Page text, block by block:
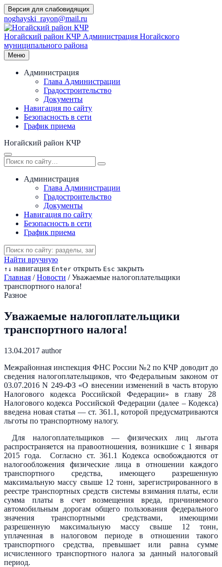
Перейти
к
содержимому
Версия для слабовидящих
noghayski_rayon@mail.ru
Ногайский район КЧР Администрация Ногайского
муниципального района
Меню
Администрация
Глава Администрации
Градостроительство
Документы
Навигация по сайту
Безопасность в сети
График приема
Ногайский район КЧР
Администрация
Глава Администрации
Градостроительство
Документы
Навигация по сайту
Безопасность в сети
График приема
Найти вручную
↑ ↓ навигация Enter открыть Esc закрыть
Главная / Новости / Уважаемые налогоплательщики
транспортного налога!
Разное
Уважаемые налогоплательщики
транспортного налога!
13.04.2017 author
Межрайонная инспекция ФНС России №2 по КЧР доводит до
сведения налогоплательщиков, что Федеральным законом от
03.07.2016 N 249-ФЗ «О внесении изменений в часть вторую
Налогового кодекса Российской Федерации» в главу 28
Налогового кодекса Российской Федерации (далее – Кодекса)
введена новая статья — ст. 361.1, которой предусматриваются
льготы по транспортному налогу.
Для налогоплательщиков — физических лиц льгота
распространяется на правоотношения, возникшие с 1 января
2015 года. Согласно ст. 361.1 Кодекса освобождаются от
налогообложения физические лица в отношении каждого
транспортного средства, имеющего разрешенную
максимальную массу свыше 12 тонн, зарегистрированного в
реестре транспортных средств системы взимания платы, если
сумма платы в счет возмещения вреда, причиняемого
автомобильным дорогам общего пользования федерального
значения транспортными средствами, имеющими
разрешенную максимальную массу свыше 12 тонн,
уплаченная в налоговом периоде в отношении такого
транспортного средства, превышает или равна сумме
исчисленного транспортного налога за данный налоговый
период.